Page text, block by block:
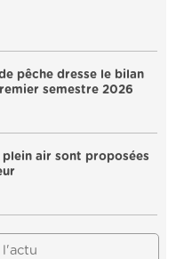
pêche dresse le bilan
semestre 2026
plein air sont proposées
l'actu